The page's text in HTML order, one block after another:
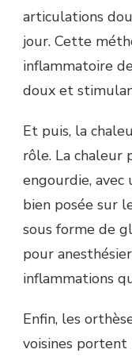
articulations
jour. Cette
inflammatoire
doux et
Et puis, la
rôle. La chaleur
engourdie,
bien posée sur
sous forme de
pour
inflammations
Enfin, les
voisines